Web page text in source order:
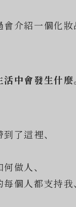
介紹一個化妝
中會發生什麼
了這裡、
做人、
個人都支持我